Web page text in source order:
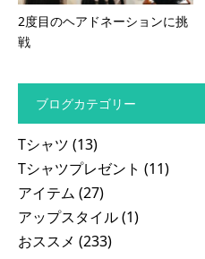
2度目のヘアドネーションに挑
戦
ブログカテゴリー
Tシャツ (13)
Tシャツプレゼント (11)
アイテム (27)
アップスタイル(1)
おススメ (233)